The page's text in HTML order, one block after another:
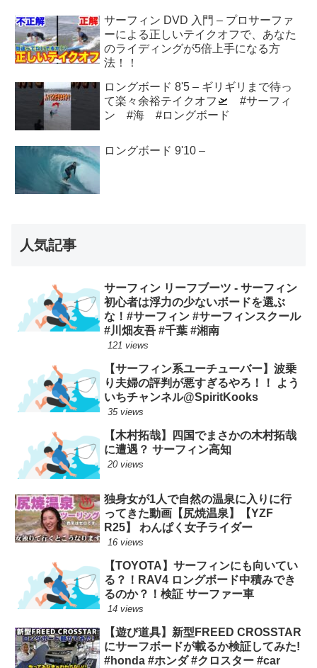
サーフィン DVD 入門 – プロサーファ
ーによる正しいテイクオフで、あなた
のライディングが5倍上手になる方
法！！
ロングボード 8'5 – ギリギリまで待っ
て楽々余裕テイクオフ🛫 #サーフィ
ン #海 #ロングボード
ロングボード 9'10 –
人気記事
サーフィン リーフブーツ - サーフィン
初心者は浮力の少ないボードを選ぶ
な！#サーフィン #サーフィンスクール
#川畑友吾 #千葉 #湘南
121 views
【サーフィン系ユーチューバー】波乗
り夫婦の評判が悪すぎるやろ！！ よう
いちチャンネル@SpiritKooks
35 views
【木村拓哉】四国でまさかの木村拓哉
に遭遇？ サーフィン高知
20 views
独身女が1人で自然の温泉に入りに行
ってきた動画【尻焼温泉】【YZF
R25】 わんぱく女子ライダー
16 views
【TOYOTA】サーフィンにも向いてい
る？！RAV4 ロングボード中積みでき
るのか？！検証 サーファー車
14 views
【遊び道具】新型FREED CROSSTAR
にサーフボードが載るか検証してみた!
#honda #ホンダ #クロスター #car